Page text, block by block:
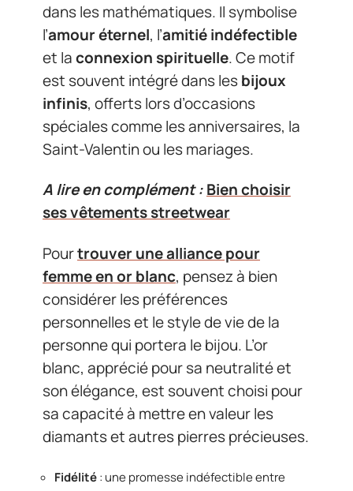
dans les mathématiques. Il symbolise
l’amour éternel, l’amitié indéfectible
et laconnexion spirituelle. Ce motif
est souvent intégré dans lesbijoux
infinis, offerts lors d’occasions
spéciales comme les anniversaires, la
Saint-Valentin ou les mariages.
A lire en complément :Bien choisir
ses vêtements streetwear
Pourtrouver une alliance pour
femme en or blanc, pensez à bien
considérer les préférences
personnelles et le style de vie de la
personne qui portera le bijou. L’or
blanc, apprécié pour sa neutralité et
son élégance, est souvent choisi pour
sa capacité à mettre en valeur les
diamants et autres pierres précieuses.
Fidélité: une promesse indéfectible entre